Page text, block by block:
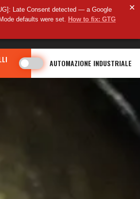
Late Consent detected — a Google
defaults were set. How to fix: GTG
✕
AUTOMAZIONE INDUSTRIALE